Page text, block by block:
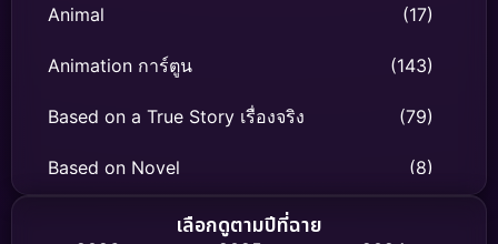
Animal (17)
Animation การ์ตูน (143)
Based on a True Story เรื่องจริง (79)
Based on Novel (8)
Biography ชีวิตจริงเลือกดูตามปีที่ฉาย